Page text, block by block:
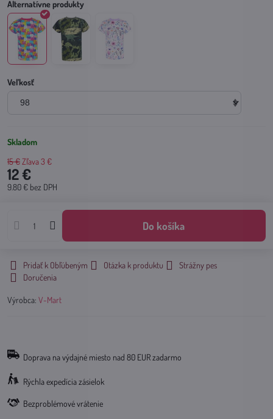
Veľkosť
Skladom
15 €Zľava3 €
12 €
9.80 € bez DPH
Do košíka
Pridať k Obľúbeným Otázka k produktu
Strážny pes
Doručenia
Výrobca: V-Mart
Doprava na výdajné miesto nad 80 EUR zadarmo
Rýchla expedícia zásielok
Bezproblémové vrátenie